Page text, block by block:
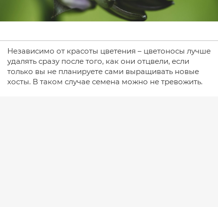
Независимо от красоты цветения – цветоносы лучше
удалять сразу после того, как они отцвели, если
только вы не планируете сами выращивать новые
хосты. В таком случае семена можно не тревожить.